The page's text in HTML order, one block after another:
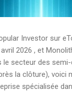
Investor sur
2026 , et
secteur des
la clôture), voici
spécialisée